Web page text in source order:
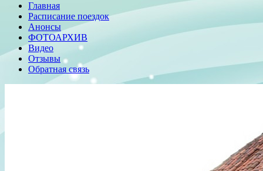
Главная
Расписание поездок
Анонсы
ФОТОАРХИВ
Видео
Отзывы
Обратная связь